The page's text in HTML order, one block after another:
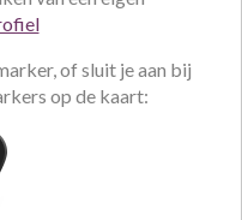
of sluit je aan bij
op de kaart: